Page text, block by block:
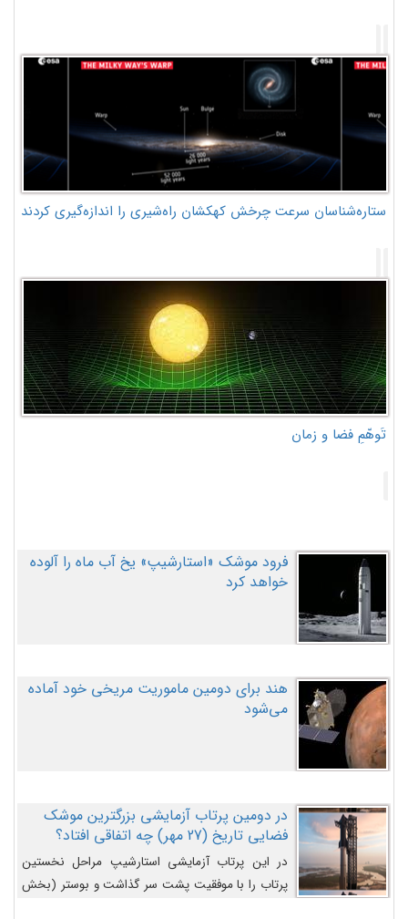
ستاره‌شناسان سرعت چرخش کهکشان راه‌شیری را اندازه‌گیری کردند
تَوهّمِ فضا و زمان
فرود موشک «استارشیپ» یخ آب ماه را آلوده
خواهد کرد
هند برای دومین ماموریت مریخی خود آماده
می‌شود
در دومین پرتاب آزمایشی بزرگترین موشک
فضایی تاریخ (27 مهر‌) چه اتفاقی افتاد؟
در این پرتاب آزمایشی استارشیپ مراحل نخستین
پرتاب را با موفقیت پشت سر گذاشت و بوستر (بخش